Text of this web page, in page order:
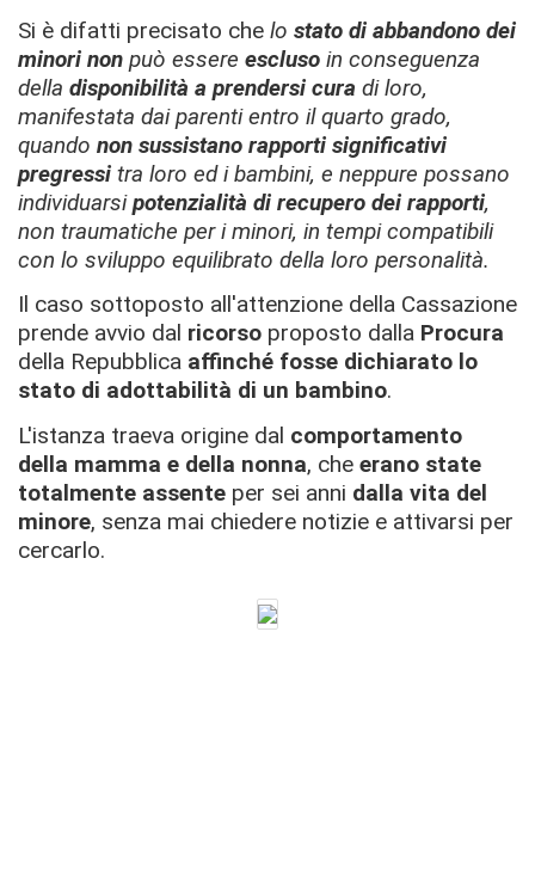
Si è difatti precisato che lo stato di abbandono dei
minori non può essere escluso in conseguenza
della disponibilità a prendersi cura di loro,
manifestata dai parenti entro il quarto grado,
quando non sussistano rapporti significativi
pregressi tra loro ed i bambini, e neppure possano
individuarsipotenzialità di recupero dei rapporti,
non traumatiche per i minori, in tempi compatibili
con lo sviluppo equilibrato della loro personalità.
Il caso sottoposto all'attenzione della Cassazione
prende avvio dal ricorso proposto dalla Procura
della Repubblica affinché fosse dichiarato lo
stato di adottabilità di un bambino.
L'istanza traeva origine dal comportamento
della mamma e della nonna, che erano state
totalmente assente per sei anni dalla vita del
minore, senza mai chiedere notizie e attivarsi per
cercarlo.